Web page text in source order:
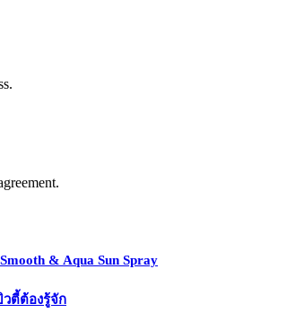
& Aqua Sun Spray
วตี้ต้องรู้จัก